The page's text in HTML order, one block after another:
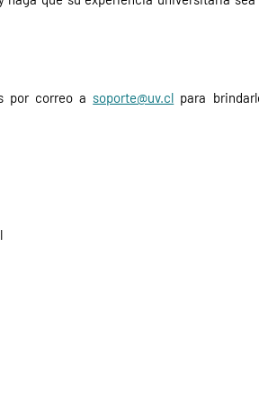
por correo a soporte@uv.cl para